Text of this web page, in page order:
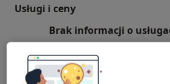
Usługi i ceny
Brak informacji o
Ten lekarz nie dodał jeszcze